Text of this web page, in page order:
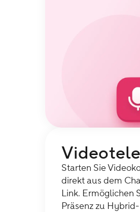
Starten Sie
direkt aus dem
Link. Ermöglichen
Präsenz zu